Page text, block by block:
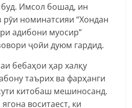
Имсол бошад, ин
рӯи номинатсияи “Хондан
адибони муосир”
ҷойи дуюм гардид.
бебаҳои ҳар халқу
таърих ва фарҳанги
китобаш мешиносанд.
воситаест, ки